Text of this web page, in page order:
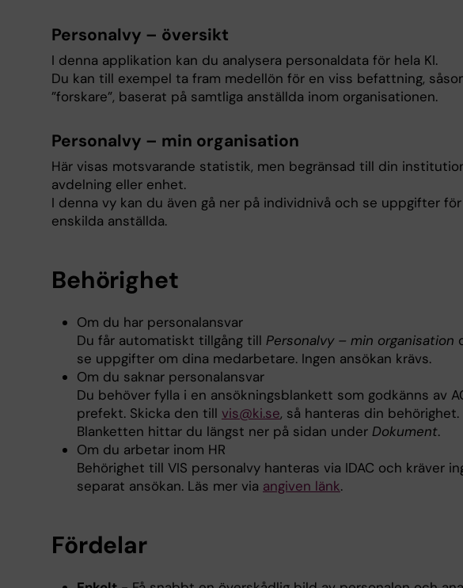
Personalvy – översikt
I denna applikation kan du analysera personaldata för hela KI.
Du kan till exempel ta fram medellön för en viss befattning,
”forskare”, baserat på samtliga anställda inom organisationen.
Personalvy – min organisation
Här visas motsvarande statistik, men begränsad till din
avdelning eller enhet.
I denna vy kan du även gå ner på individnivå och se uppgifter för
enskilda anställda.
Behörighet
Om du har personalansvar
Du får automatiskt tillgång till Personalvy – min organisation
se uppgifter om dina medarbetare. Ingen ansökan krävs.
Om du saknar personalansvar
Du behöver fylla i en ansökningsblankett som godkänns av
prefekt. Skicka den till vis@ki.se, så hanteras din behörighet.
Blanketten hittar du längst ner på sidan under Dokument.
Om du arbetar inom HR
Behörighet till VIS personalvy hanteras via IDAC och kräver
separat ansökan. Läs mer via angiven länk.
Fördelar